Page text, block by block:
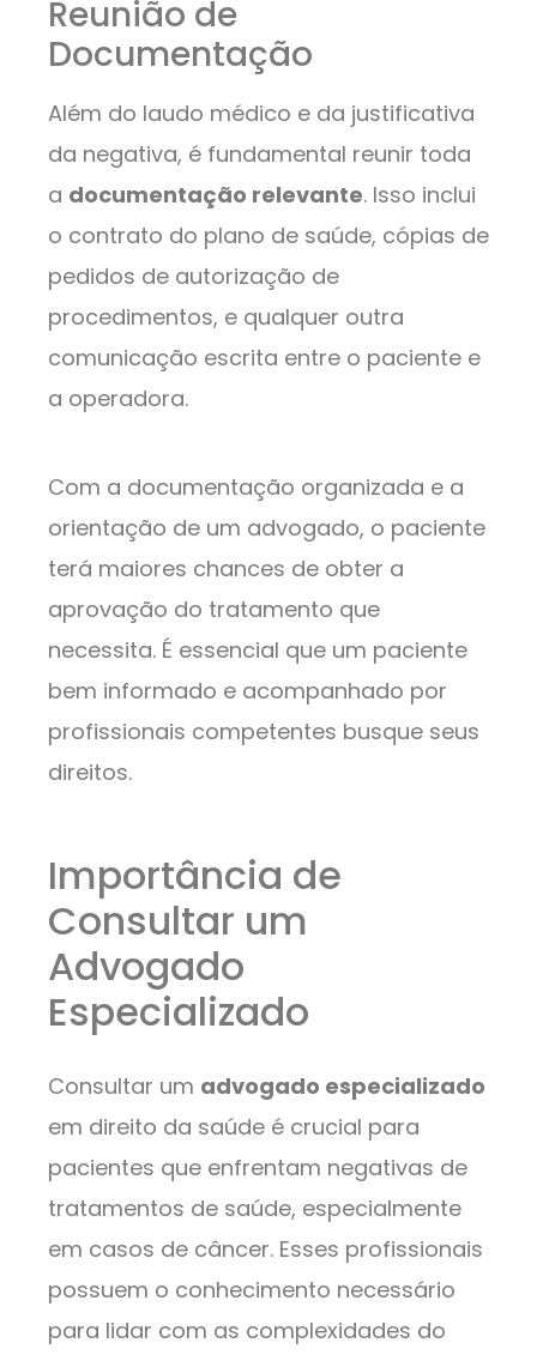
Reunião de
Documentação
Além do laudo médico e da justificativa
da negativa, é fundamental reunir toda
a documentação relevante. Isso inclui
o contrato do plano de saúde, cópias de
pedidos de autorização de
procedimentos, e qualquer outra
comunicação escrita entre o paciente e
a operadora.
Com a documentação organizada e a
orientação de um advogado, o paciente
terá maiores chances de obter a
aprovação do tratamento que
necessita. É essencial que um paciente
bem informado e acompanhado por
profissionais competentes busque seus
direitos.
Importância de
Consultar um
Advogado
Especializado
Consultar um advogado especializado
em direito da saúde é crucial para
pacientes que enfrentam negativas de
tratamentos de saúde, especialmente
em casos de câncer. Esses profissionais
possuem o conhecimento necessário
para lidar com as complexidades do